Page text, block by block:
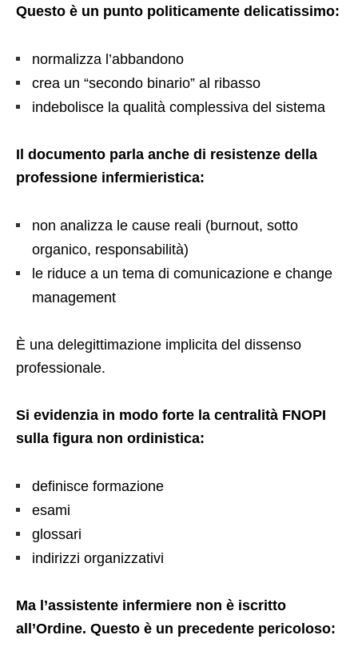
Questo è un punto politicamente delicatissimo:
normalizza l’abbandono
crea un “secondo binario” al ribasso
indebolisce la qualità complessiva del sistema
Il documento parla anche di resistenze della
professione infermieristica:
non analizza le cause reali (burnout, sotto
organico, responsabilità)
le riduce a un tema di comunicazione e change
management
È una delegittimazione implicita del dissenso
professionale.
Si evidenzia in modo forte la centralità FNOPI
sulla figura non ordinistica:
definisce formazione
esami
glossari
indirizzi organizzativi
Ma l’assistente infermiere non è iscritto
all’Ordine. Questo è un precedente pericoloso: